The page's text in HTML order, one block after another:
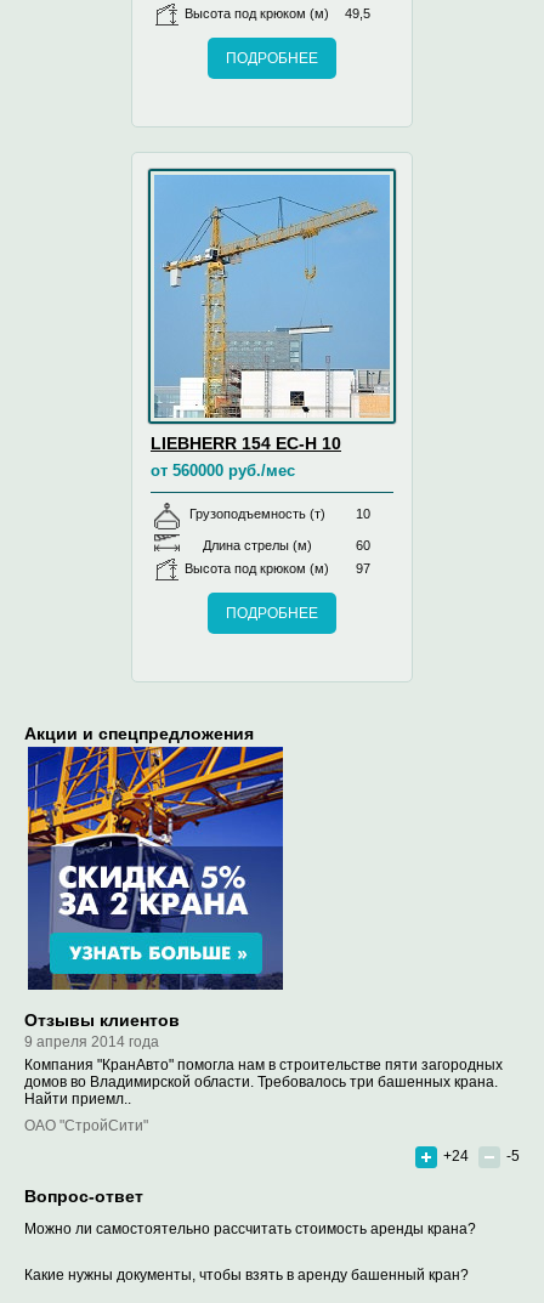
Акции и спецпредложения
Отзывы клиентов
9 апреля 2014 года
Компания "КранАвто" помогла нам в строительстве пяти загородных
домов во Владимирской области. Требовалось три башенных крана.
Найти приемл..
ОАО "СтройСити"
+24
-5
Вопрос-ответ
Можно ли самостоятельно рассчитать стоимость аренды крана?
Какие нужны документы, чтобы взять в аренду башенный кран?
Высота под крюком (м)
49,5
ПОДРОБНЕЕ
LIEBHERR 154 EC-H 10
от 560000 руб./мес
Грузоподъемность (т) 10
Длина стрелы (м)
60
Высота под крюком (м)
97
ПОДРОБНЕЕ